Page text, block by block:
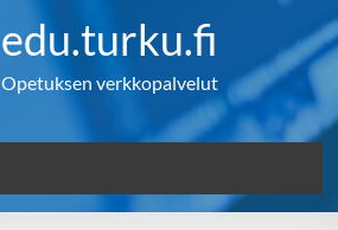
edu.turku.fi
Opetuksen verkkopalvelut